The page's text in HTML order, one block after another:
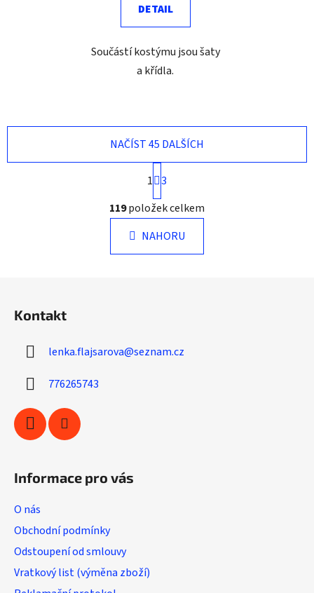
DETAIL
Součástí kostýmu jsou šaty
a křídla.
O
v
á
d
v
NAČÍST 45 DALŠÍCH
S
t
r
á
n
k
1 3
119položek celkem
NAHORU
Kontakt
lenka.flajsarova@seznam.cz
776265743
Informace pro vás
O nás
Obchodní podmínky
Odstoupení od smlouvy
Vratkový list (výměna zboží)